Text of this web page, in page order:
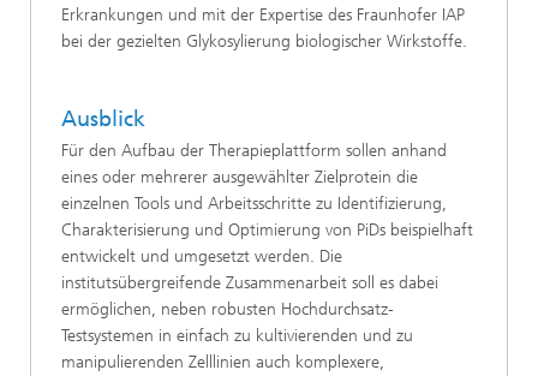
Erkrankungen und mit der Expertise des Fraunhofer IAP
bei der gezielten Glykosylierung biologischer Wirkstoffe.
Ausblick
Für den Aufbau der Therapieplattform sollen anhand
eines oder mehrerer ausgewählter Zielprotein die
einzelnen Tools und Arbeitsschritte zu Identifizierung,
Charakterisierung und Optimierung von PiDs beispielhaft
entwickelt und umgesetzt werden. Die
institutsübergreifende Zusammenarbeit soll es dabei
ermöglichen, neben robusten Hochdurchsatz-
Testsystemen in einfach zu kultivierenden und zu
manipulierenden Zelllinien auch komplexere,